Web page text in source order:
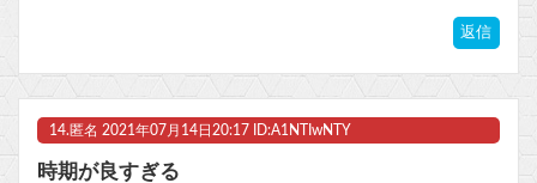
返信
14. 匿名 2021年07月14日20:17 ID:A1NTIwNTY
時期が良すぎる